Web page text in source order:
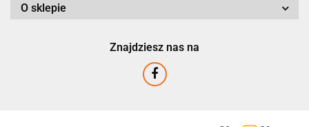
O sklepie
Znajdziesz nas na